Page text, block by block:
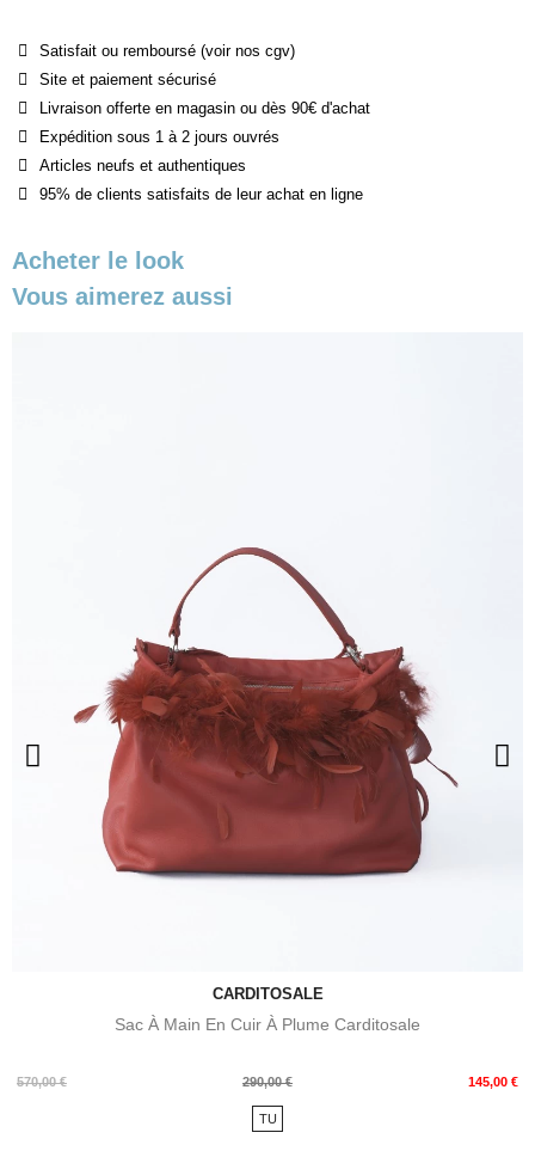
Satisfait ou remboursé (voir nos cgv)
Site et paiement sécurisé
Livraison offerte en magasin ou dès 90€ d'achat
Expédition sous 1 à 2 jours ouvrés
Articles neufs et authentiques
95% de clients satisfaits de leur achat en ligne
Acheter le look
Vous aimerez aussi
CARDITOSALE
Sac À Main En Cuir À Plume Carditosale
570,00 €
Prix
290,00 € 145,00 €
Prix
TU